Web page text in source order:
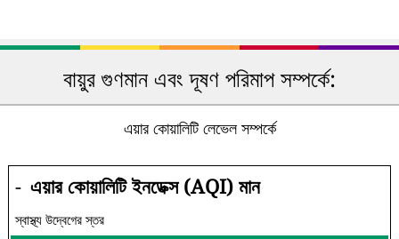
বায়ুর গুণমান এবং দূষণ পরিমাপ সম্পর্কে:
এয়ার কোয়ালিটি লেভেল সম্পর্কে
- এয়ার কোয়ালিটি ইনডেক্স (AQI) মান
স্বাস্থ্য উদ্বেগের স্তর